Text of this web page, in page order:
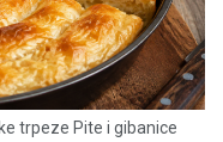
trpeze Pite i gibanice